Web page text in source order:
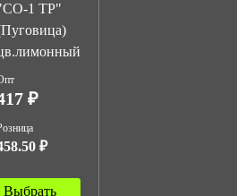
1 ТР"
₽
₽
Выбрать